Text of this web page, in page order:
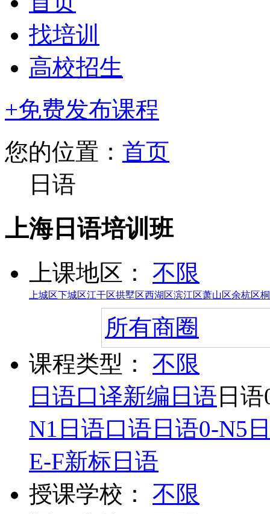
找培训
高校招生
+免费发布课程
您的位置： 首页
日语
上海日语培训班
上课地区： 不限
上城区下城区江干区拱墅区西湖区滨江区萧山区余杭区
所有商圈
课程类型：
不限
日语口译新编日语 日
N1 日语口语 日语0-N5
E-F新标日语
授课学校：
不限